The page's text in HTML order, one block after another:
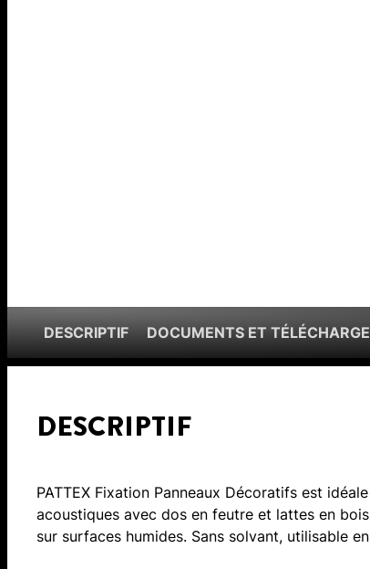
DESCRIPTIF DOCUMENTS ET
DESCRIPTIF
PATTEX Fixation Panneaux Décoratifs est
acoustiques avec dos en feutre et lattes en
sur surfaces humides. Sans solvant, utilisable